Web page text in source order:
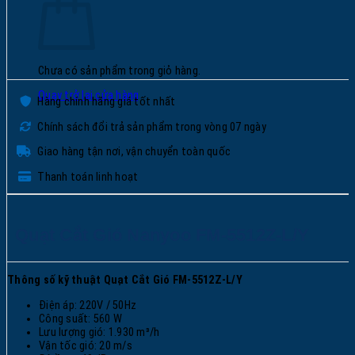
Chưa có sản phẩm trong giỏ hàng.
Quay trở lại cửa hàng
Hàng chính hãng giá tốt nhất
Chính sách đổi trả sản phẩm trong vòng 07 ngày
Giao hàng tận nơi, vận chuyển toàn quốc
Thanh toán linh hoạt
Thông số kỹ thuật Quạt Cắt Gió FM-5512Z-L/Y
Điện áp: 220V / 50Hz
Công suất: 560 W
Lưu lượng gió: 1.930 m³/h
Vận tốc gió: 20 m/s